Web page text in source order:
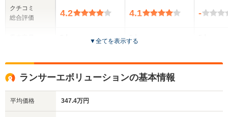
クチコミ
総合評価
4.2
1.48m
4.1
5人
全高
1.47m
-
▼全てを表示する
ランサーエボリューションの基本情報
平均価格 347.4万円